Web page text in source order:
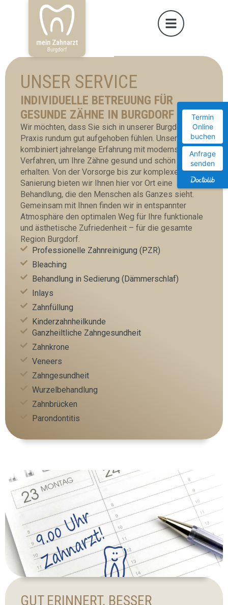
Termin
Online
buchen
Anfrage
senden
UNSER SERVICE
INDIVIDUELLE BETREUUNG FÜR
GESUNDE ZÄHNE IN BURGDORF
Wir möchten, dass Sie sich in unserer Burgdorfer
Praxis rundum gut aufgehoben fühlen. Unser Team
kombiniert jahrelange Erfahrung mit modernsten
Verfahren, um Ihre Zähne gesund und schön zu
erhalten. Von der Vorsorge bis zur komplexen
Sanierung bieten wir Ihnen hier vor Ort eine
Behandlung, die den Menschen als Ganzes sieht.
Gemeinsam mit Ihnen finden wir in entspannter
Atmosphäre den optimalen Weg für Ihre funktionale
und ästhetische Zufriedenheit – für die gesamte
Region Burgdorf.
Professionelle Zahnreinigung (PZR)
Bleaching
Behandlung in Sedierung (Dämmerschlaf)
Inlays
Zahnfüllung
Kinderzahnheilkunde
Ganzheiltliche Zahngesundheit
Zahnkrone
Veneers
Zahngesundheit
Wurzelbehandlung
Zahnbrücken
Parondontitis
GUT ERINNERT, BESSER